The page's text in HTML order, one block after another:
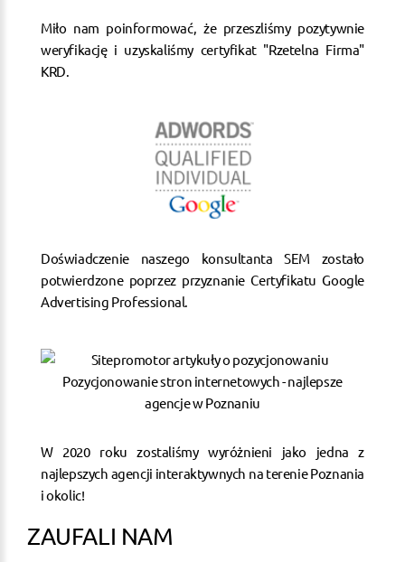
Miło nam poinformować, że przeszliśmy pozytywnie
weryfikację i uzyskaliśmy certyfikat "Rzetelna Firma"
KRD.
Doświadczenie naszego konsultanta SEM zostało
potwierdzone poprzez przyznanie Certyfikatu Google
Advertising Professional.
W 2020 roku zostaliśmy wyróżnieni jako jedna z
najlepszych agencji interaktywnych na terenie Poznania
i okolic!
ZAUFALI NAM